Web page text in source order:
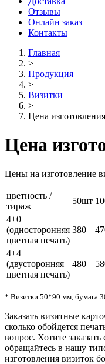
Отзывы
Онлайн заказ
Контакты
Главная
>
Продукция
>
Визитки
>
Цена
Цена
Цены на изготовление
цветность /
тираж
50шт
4+0
(односторонняя
цветная печать)
380
4+4
(двусторонняя
цветная печать)
480
* Визитки 50*90 мм, бумага
Заказать визитные
сколько обойдется
вопрос. Хотите
обращайтесь в нашу
изготовления визиток